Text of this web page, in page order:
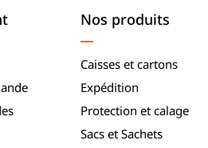
Nos produits
Caisses et cartons
Expédition
Protection et calage
Sacs et Sachets